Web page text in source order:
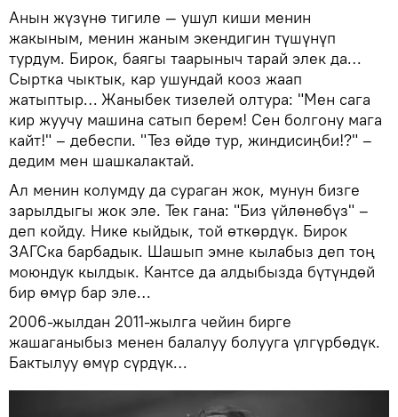
Анын жүзүнө тигиле — ушул киши менин
жакыным, менин жаным экендигин түшүнүп
турдум. Бирок, баягы таарыныч тарай элек да…
Сыртка чыктык, кар ушундай кооз жаап
жатыптыр… Жаныбек тизелей олтура: "Мен сага
кир жуучу машина сатып берем! Сен болгону мага
кайт!" – дебеспи. "Тез өйдө тур, жиндисиңби!?" –
дедим мен шашкалактай.
Ал менин колумду да сураган жок, мунун бизге
зарылдыгы жок эле. Тек гана: "Биз үйлөнөбүз" –
деп койду. Нике кыйдык, той өткөрдүк. Бирок
ЗАГСка барбадык. Шашып эмне кылабыз деп тоң
моюндук кылдык. Кантсе да алдыбызда бүтүндөй
бир өмүр бар эле…
2006-жылдан 2011-жылга чейин бирге
жашаганыбыз менен балалуу болууга үлгүрбөдүк.
Бактылуу өмүр сүрдүк…